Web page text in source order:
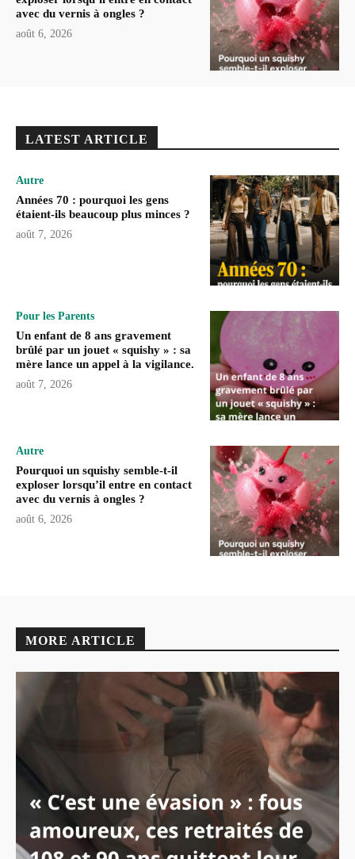
avec du vernis à ongles ?
août 6, 2026
LATEST ARTICLE
Autre
Années 70 : pourquoi les gens
étaient-ils beaucoup plus minces ?
août 7, 2026
Pour les Parents
Un enfant de 8 ans gravement
brûlé par un jouet « squishy » : sa
mère lance un appel à la vigilance.
août 7, 2026
Autre
Pourquoi un squishy semble-t-il
exploser lorsqu’il entre en contact
avec du vernis à ongles ?
août 6, 2026
MORE ARTICLE